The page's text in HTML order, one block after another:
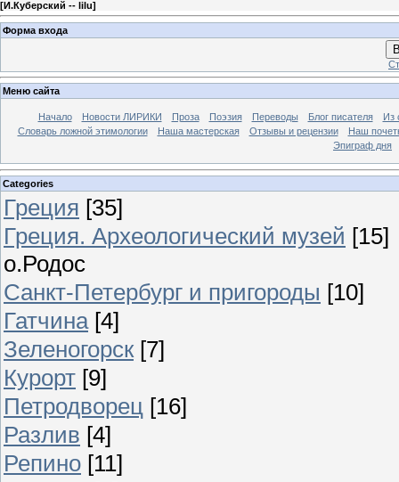
[И.Куберский -- lilu]
Форма входа
Меню сайта
Начало Новости ЛИРИКИ Проза Поэзия Переводы Блог писателя
Из
Словарь ложной этимологии
Наша мастерская Отзывы и рецензии
Наш
Эпиграф дня
Categories
Греция [35]
Греция. Археологический музей [15]
о.Родос
Санкт-Петербург и пригороды [10]
Гатчина [4]
Зеленогорск [7]
Курорт [9]
Петродворец [16]
Разлив [4]
Репино [11]